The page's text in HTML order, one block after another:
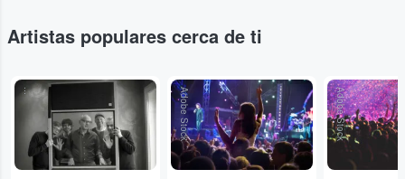
Artistas populares cerca de ti
... Adobe Stock Adobe Stock